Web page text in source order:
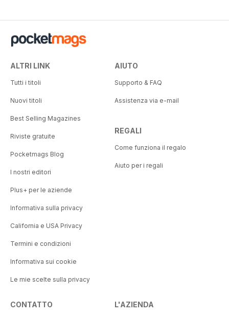
ALTRI LINK
Tutti i titoli
Nuovi titoli
Best Selling Magazines
Riviste gratuite
Pocketmags Blog
I nostri editori
Plus+ per le aziende
Informativa sulla privacy
California e USA Privacy
Termini e condizioni
Informativa sui cookie
Le mie scelte sulla privacy
AIUTO
Supporto & FAQ
Assistenza via e-mail
REGALI
Come funziona il regalo
Aiuto per i regali
CONTATTO L'AZIENDA